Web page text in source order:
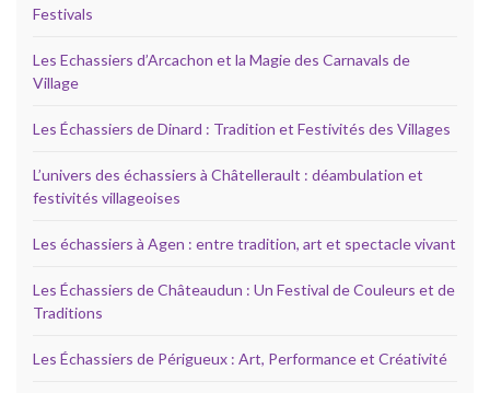
Festivals
Les Echassiers d’Arcachon et la Magie des Carnavals de
Village
Les Échassiers de Dinard : Tradition et Festivités des Villages
L’univers des échassiers à Châtellerault : déambulation et
festivités villageoises
Les échassiers à Agen : entre tradition, art et spectacle vivant
Les Échassiers de Châteaudun : Un Festival de Couleurs et de
Traditions
Les Échassiers de Périgueux : Art, Performance et Créativité